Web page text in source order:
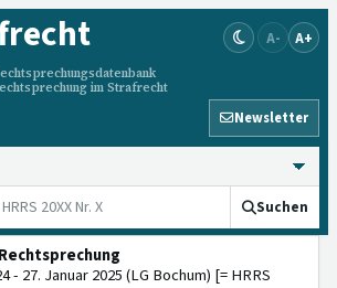
im Strafrecht
A- A+
Newsletter
Suchen
Rechtsprechung
- 27. Januar 2025 (LG Bochum) [= HRRS